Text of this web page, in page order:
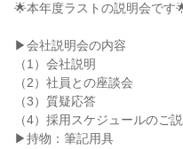
🌟本年度ラストの説明会です
▶会社説明会の内容
（1）会社説明
（2）社員との座談会
（3）質疑応答
（4）採用スケジュールのご
▶持物：筆記用具